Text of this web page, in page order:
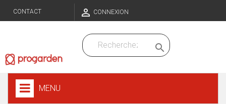
CONTACT  CONNEXION

MENU